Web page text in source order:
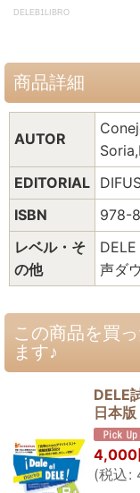
DELEB1LIBRO
商品詳細
AUTOR
EDITORIAL
ISBN
978-
レベル・そ
の他
声ダ
この商品を買
ます♪
DELE
日本版
4,000
(税込: